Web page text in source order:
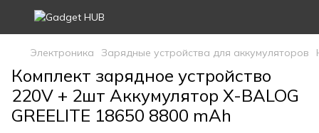
Электроника Зарядные устройства для аккумуляторов
Комплект зарядное устройство
220V + 2шт Аккумулятор X-BALOG
GREELITE 18650 8800 mAh